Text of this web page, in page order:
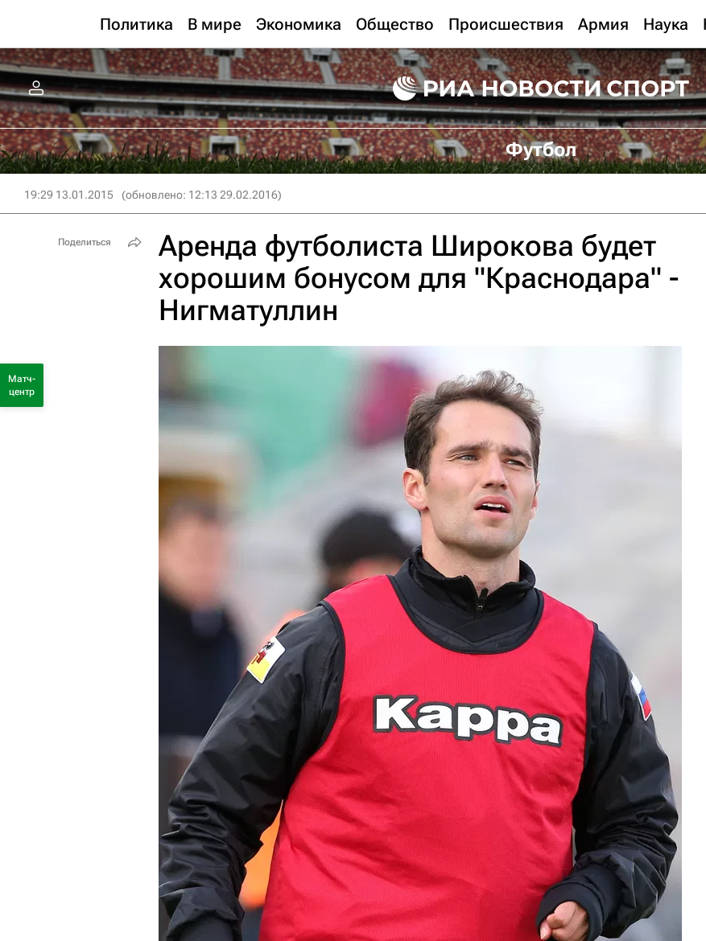
Политика В мире Экономика Общество Происшествия Армия Наука
Футбол
19:29 13.01.2015 (обновлено: 12:13 29.02.2016)
Аренда футболиста Широкова будет
хорошим бонусом для "Краснодара" -
Нигматуллин
Поделиться
Матч-
центр